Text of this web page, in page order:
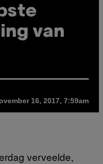
van
16, 2017, 7:59am
verveelde,